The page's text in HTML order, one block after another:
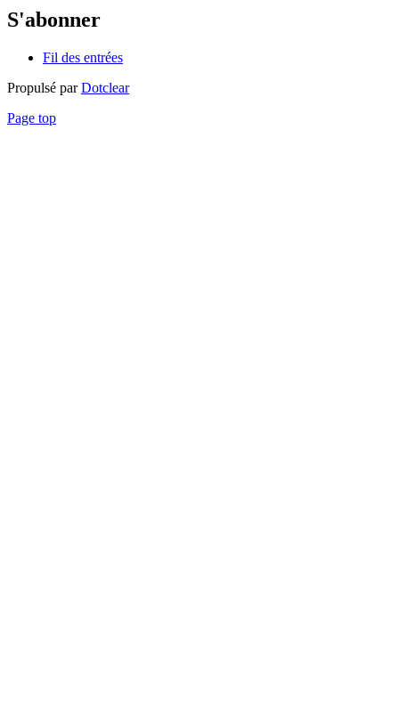
S'abonner
Fil des entrées
Propulsé parDotclear
Page top